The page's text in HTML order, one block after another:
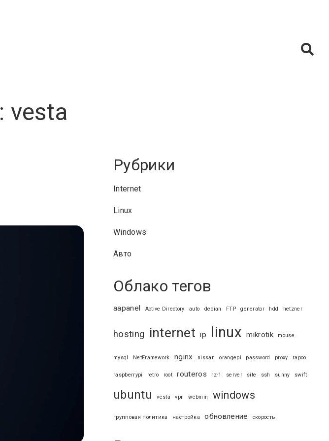
vesta
Рубрики
Internet
Linux
Windows
Авто
Облако тегов
aapanel Active Directory auto debian FTP generator hdd hetzner
hosting internet ip linux mikrotik mouse
mysql NetFramework nginx nissan orangepi password proxy rapoo
raspberrypi retro root routeros rz-1 server site ssh sunny swift
ubuntu vesta vpn webmin windows
групповая политика настройка обновление скорость